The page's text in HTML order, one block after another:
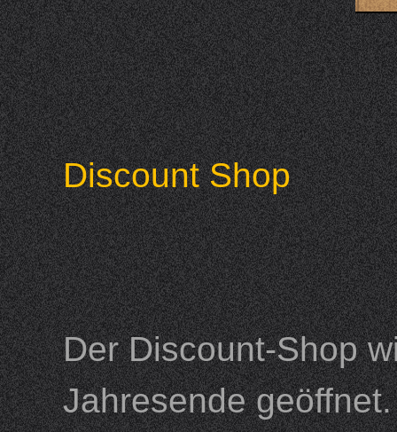
Discount Shop
Der Discount-Shop
Jahresende